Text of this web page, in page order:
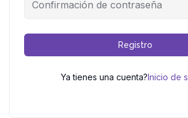
Registro
Ya tienes una cuenta? Inicio de